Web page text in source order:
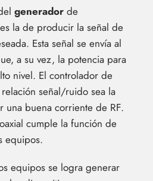
generador de
la de producir la señal de
Esta señal se envía al
a su vez, la potencia para
nivel. El controlador de
señal/ruido sea la
una buena corriente de RF.
cumple la función de
equipos.
equipos se logra generar